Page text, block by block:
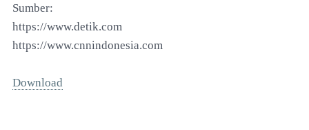
Sumber:
https://www.detik.com
https://www.cnnindonesia.com
Download